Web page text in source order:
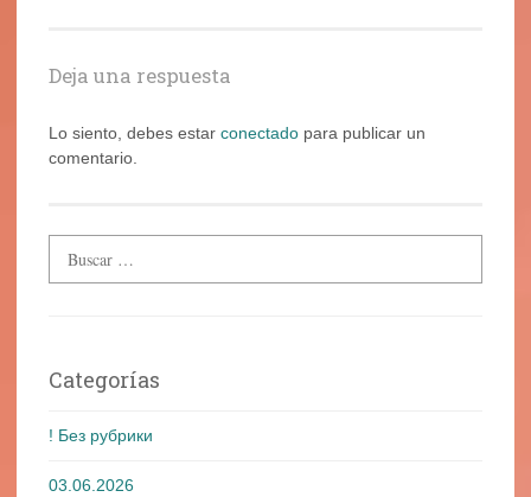
Deja una respuesta
Lo siento, debes estar conectado para publicar un
comentario.
Categorías
! Без рубрики
03.06.2026